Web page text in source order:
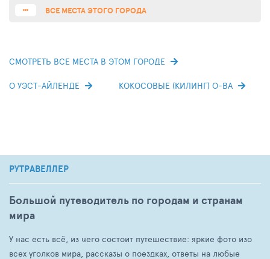
(KEELING) ISLANDS
AIRPORT)
ВСЕ МЕСТА ЭТОГО ГОРОДА
СМОТРЕТЬ ВСЕ МЕСТА В ЭТОМ ГОРОДЕ
О УЭСТ-АЙЛЕНДЕ КОКОСОВЫЕ (КИЛИНГ) О-ВА
РУТРАВЕЛЛЕР
Большой путеводитель по городам и странам
мира
У нас есть всё, из чего состоит путешествие: яркие фото изо
всех уголков мира, рассказы о поездках, ответы на любые